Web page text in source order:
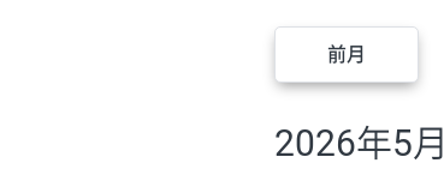
前月
2026年5月